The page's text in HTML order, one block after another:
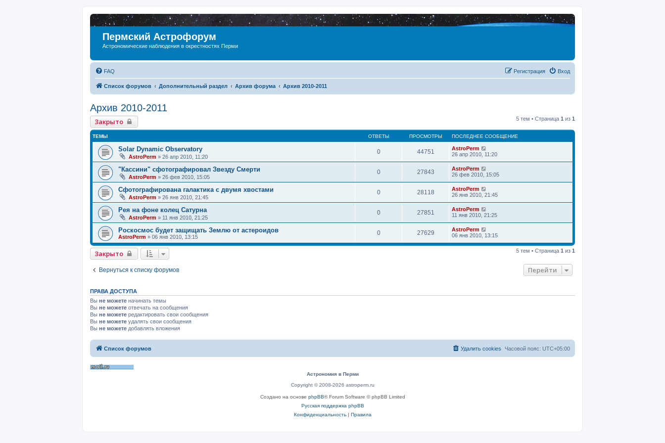
Пермский Астрофорум
Астрономические наблюдения в окрестностях Перми
FAQ Вход
Регистрация
Список форумов Дополнительный раздел Архив форума Архив 2010-2011
Архив 2010-2011
Закрыто 5 тем • Страница 1 из 1
ТЕМЫ ОТВЕТЫ ПРОСМОТРЫ ПОСЛЕДНЕЕ СООБЩЕНИЕ
Solar Dynamic Observatory
AstroPerm » 26 апр 2010, 11:20
0 44751
AstroPerm
26 апр 2010, 11:20
"Кассини" сфотографировал Звезду Смерти
AstroPerm » 26 фев 2010, 15:05
0 27843
AstroPerm
26 фев 2010, 15:05
Сфотографирована галактика с двумя хвостами
AstroPerm » 26 янв 2010, 21:45
0 28118
AstroPerm
26 янв 2010, 21:45
Рея на фоне колец Сатурна
AstroPerm » 11 янв 2010, 21:25
0 27851
AstroPerm
11 янв 2010, 21:25
Роскосмос будет защищать Землю от астероидов
AstroPerm » 06 янв 2010, 13:15
0 27629
AstroPerm
06 янв 2010, 13:15
Закрыто 5 тем • Страница 1 из 1
Вернуться к списку форумов Перейти
ПРАВА ДОСТУПА
Вы не можете начинать темы
Вы не можете отвечать на сообщения
Вы не можете редактировать свои сообщения
Вы не можете удалять свои сообщения
Вы не можете добавлять вложения
Список форумов Часовой пояс: UTC+05:00
Удалить cookies
Астрономия в Перми
Copyright © 2008-2026 astroperm.ru
Создано на основе phpBB® Forum Software © phpBB Limited
Русская поддержка phpBB
Конфиденциальность| Правила